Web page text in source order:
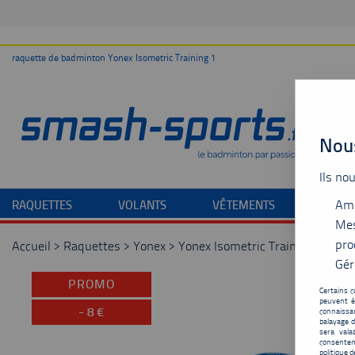
raquette de badminton Yonex Isometric Training 1
RAQUETTES VOLANTS VÊTEMENTS
Accueil > Raquettes > Yonex > Yonex Isometric Training 1
PROMO
-8 €
Ils
Certains
peuvent
balayage
sera
politique